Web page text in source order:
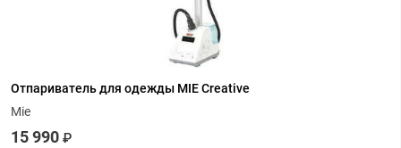
Отпариватель для одежды MIE Creative
Mie
15 990 ₽